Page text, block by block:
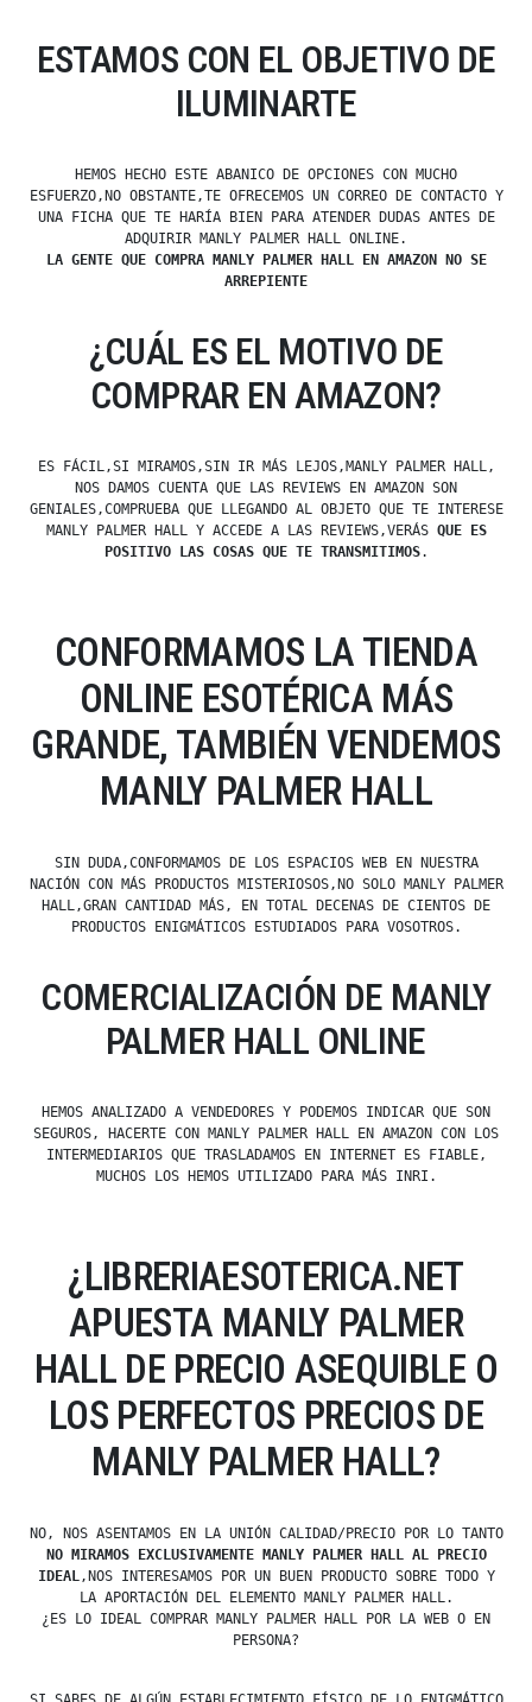
ESTAMOS CON EL OBJETIVO DE
ILUMINARTE
HEMOS HECHO ESTE ABANICO DE OPCIONES CON MUCHO
ESFUERZO,NO OBSTANTE,TE OFRECEMOS UN CORREO DE CONTACTO Y
UNA FICHA QUE TE HARÍA BIEN PARA ATENDER DUDAS ANTES DE
ADQUIRIR MANLY PALMER HALL ONLINE.
LA GENTE QUE COMPRA MANLY PALMER HALL EN AMAZON NO SE
ARREPIENTE
¿CUÁL ES EL MOTIVO DE
COMPRAR EN AMAZON?
ES FÁCIL,SI MIRAMOS,SIN IR MÁS LEJOS,MANLY PALMER HALL,
NOS DAMOS CUENTA QUE LAS REVIEWS EN AMAZON SON
GENIALES,COMPRUEBA QUE LLEGANDO AL OBJETO QUE TE INTERESE
MANLY PALMER HALL Y ACCEDE A LAS REVIEWS,VERÁS QUE ES
POSITIVO LAS COSAS QUE TE TRANSMITIMOS.
CONFORMAMOS LA TIENDA
ONLINE ESOTÉRICA MÁS
GRANDE, TAMBIÉN VENDEMOS
MANLY PALMER HALL
SIN DUDA,CONFORMAMOS DE LOS ESPACIOS WEB EN NUESTRA
NACIÓN CON MÁS PRODUCTOS MISTERIOSOS,NO SOLO MANLY PALMER
HALL,GRAN CANTIDAD MÁS, EN TOTAL DECENAS DE CIENTOS DE
PRODUCTOS ENIGMÁTICOS ESTUDIADOS PARA VOSOTROS.
COMERCIALIZACIÓN DE MANLY
PALMER HALL ONLINE
HEMOS ANALIZADO A VENDEDORES Y PODEMOS INDICAR QUE SON
SEGUROS, HACERTE CON MANLY PALMER HALL EN AMAZON CON LOS
INTERMEDIARIOS QUE TRASLADAMOS EN INTERNET ES FIABLE,
MUCHOS LOS HEMOS UTILIZADO PARA MÁS INRI.
¿LIBRERIAESOTERICA.NET
APUESTA MANLY PALMER
HALL DE PRECIO ASEQUIBLE O
LOS PERFECTOS PRECIOS DE
MANLY PALMER HALL?
NO, NOS ASENTAMOS EN LA UNIÓN CALIDAD/PRECIO POR LO TANTO
NO MIRAMOS EXCLUSIVAMENTE MANLY PALMER HALL AL PRECIO
IDEAL,NOS INTERESAMOS POR UN BUEN PRODUCTO SOBRE TODO Y
LA APORTACIÓN DEL ELEMENTO MANLY PALMER HALL.
¿ES LO IDEAL COMPRAR MANLY PALMER HALL POR LA WEB O EN
PERSONA?